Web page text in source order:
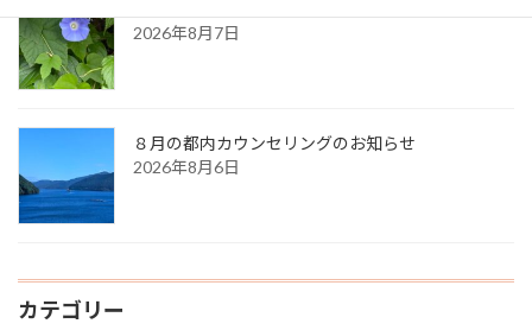
2026年8月7日
８月の都内カウンセリングのお知らせ
2026年8月6日
カテゴリー